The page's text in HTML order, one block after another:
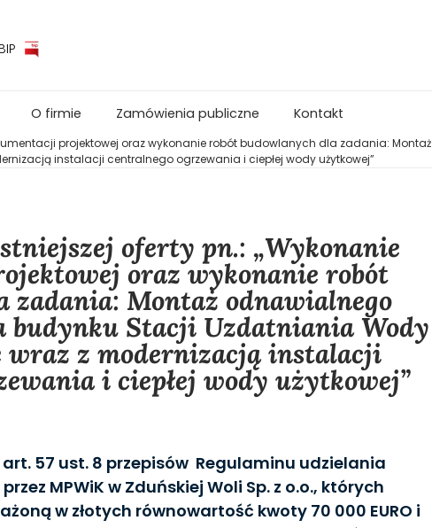
O firmie Zamówienia publiczne Kontakt
projektowej oraz wykonanie robót budowlanych dla zadania: Montaż
instalacji centralnego ogrzewania i ciepłej wody użytkowej”
oferty pn.: „Wykonanie
oraz wykonanie robót
zadania: Montaż odnawialnego
budynku Stacji Uzdatniania Wody
wraz z modernizacją instalacji
i ciepłej wody użytkowej”
57 ust. 8 przepisów Regulaminu udzielania
MPWiK w Zduńskiej Woli Sp. z o.o., których
w złotych równowartość kwoty 70 000 EURO i